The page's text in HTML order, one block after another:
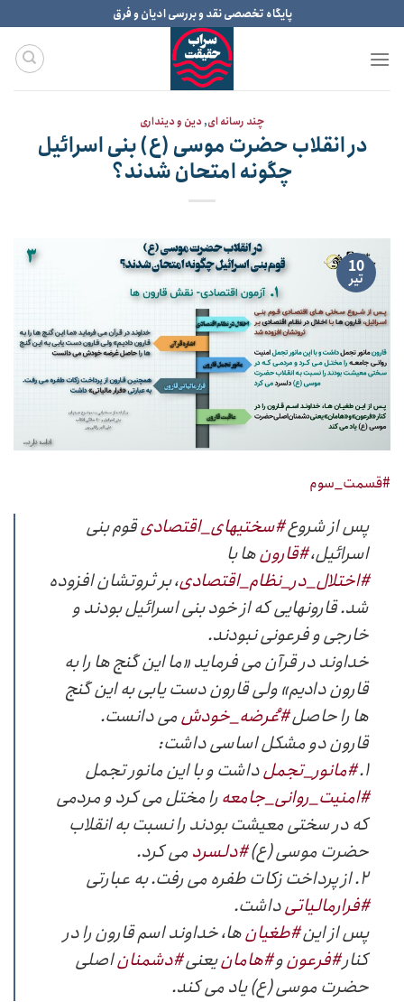
to
content
پایگاه تخصصی نقد و بررسی ادیان و فرق
چند رسانه ای,دین و دینداری
در انقلاب حضرت موسی (ع) بنی اسرائیل
چگونه امتحان شدند؟
10
تیر
#قسمت_سوم
پس از شروع#سختیهای_اقتصادیقوم بنی
اسرائیل،#قارونها با
#اختلال_در_نظام_اقتصادی، بر ثروتشان افزوده
شد. قارونهایی که از خود بنی اسرائیل بودند و
خارجی و فرعونی نبودند.
خداوند در قرآن می فرماید «ما این گنج ها را به
قارون دادیم» ولی قارون دست یابی به این گنج
ها را حاصل#عُرضه_خودشمی دانست.
قارون دو مشکل اساسی داشت:
۱. #مانور_تجملداشت و با این مانور تجمل
#امنیت_روانی_جامعهرا مختل می کرد و مردمی
که در سختی معیشت بودند را نسبت به انقلاب
حضرت موسی (ع)#دلسردمی کرد.
۲. از پرداخت زکات طفره می رفت. به عبارتی
#فرارمالیاتیداشت.
پس از این#طغیانها، خداوند اسم قارون را در
کنار#فرعونو#هامانیعنی#دشمناناصلی
حضرت موسی (ع) یاد می کند.